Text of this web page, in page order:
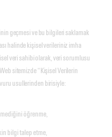
geçmesi ve bu bilgileri saklamak
halinde kişisel verileriniz imha
veri sahibi olarak, veri sorumlusu
sitemizde “Kişisel Verilerin
usullerinden birisiyle:
öğrenme,
bilgi talep etme,